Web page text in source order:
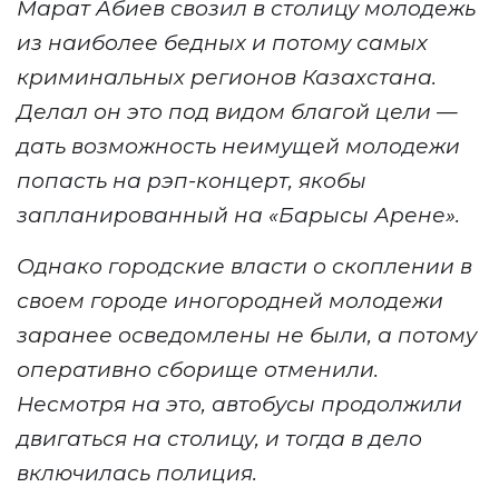
Марат Абиев свозил в столицу молодежь
из наиболее бедных и потому самых
криминальных регионов Казахстана.
Делал он это под видом благой цели —
дать возможность неимущей молодежи
попасть на рэп-концерт, якобы
запланированный на «Барысы Арене».
Однако городские власти о скоплении в
своем городе иногородней молодежи
заранее осведомлены не были, а потому
оперативно сборище отменили.
Несмотря на это, автобусы продолжили
двигаться на столицу, и тогда в дело
включилась полиция.